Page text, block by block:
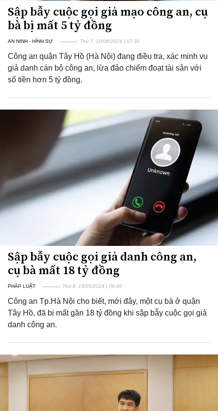
Sập bẫy cuộc gọi giả mạo công an, cụ
bà bị mất 5 tỷ đồng
AN NINH - HÌNH SỰ Thứ 7, 10/08/2024 | 07:30
Công an quận Tây Hồ (Hà Nội) đang điều tra, xác minh vụ
giả danh cán bộ công an, lừa đảo chiếm đoạt tài sản với
số tiền hơn 5 tỷ đồng.
Sập bẫy cuộc gọi giả danh công an,
cụ bà mất 18 tỷ đồng
PHÁP LUẬT Thứ 4, 15/05/2024 | 06:00
Công an Tp.Hà Nội cho biết, mới đây, một cụ bà ở quận
Tây Hồ, đã bị mất gần 18 tỷ đồng khi sập bẫy cuộc gọi giả
danh công an.